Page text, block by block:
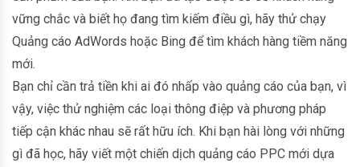
vững chắc và biết họ đang tìm kiếm điều gì, hãy thử chạy
Quảng cáo AdWords hoặc Bing để tìm khách hàng tiềm năng
mới.
Bạn chỉ cần trả tiền khi ai đó nhấp vào quảng cáo của bạn, vì
vậy, việc thử nghiệm các loại thông điệp và phương pháp
tiếp cận khác nhau sẽ rất hữu ích. Khi bạn hài lòng với những
gì đã học, hãy viết một chiến dịch quảng cáo PPC mới dựa